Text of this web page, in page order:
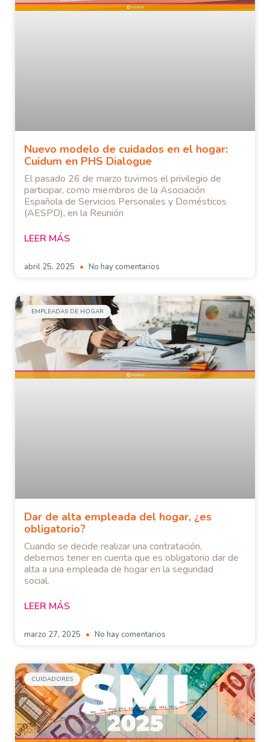
Nuevo modelo de cuidados en el hogar:
Cuidum en PHS Dialogue
El pasado 26 de marzo tuvimos el privilegio de
participar, como miembros de la Asociación
Española de Servicios Personales y Domésticos
(AESPD), en la Reunión
LEER MÁS
abril 25, 2025 No hay comentarios
EMPLEADAS DE HOGAR
Dar de alta empleada del hogar, ¿es
obligatorio?
Cuando se decide realizar una contratación,
debemos tener en cuenta que es obligatorio dar de
alta a una empleada de hogar en la seguridad
social.
LEER MÁS
marzo 27, 2025 No hay comentarios
CUIDADORES